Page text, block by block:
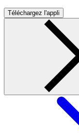
Téléchargez l'appli